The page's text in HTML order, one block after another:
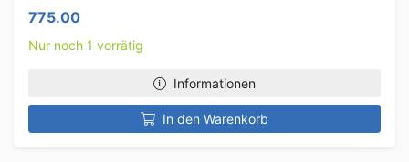
775.00
Nur noch 1 vorrätig
Informationen
In den Warenkorb